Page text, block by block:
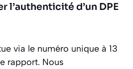
l’authenticité d’un DPE
via le numéro unique à 13
rapport. Nous